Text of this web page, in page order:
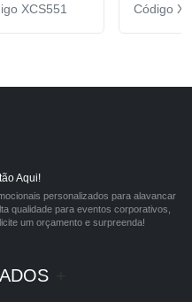
XCS551 Código
Aqui!
personalizados para alavancar
qualidade para eventos corporativos,
um orçamento e surpreenda!